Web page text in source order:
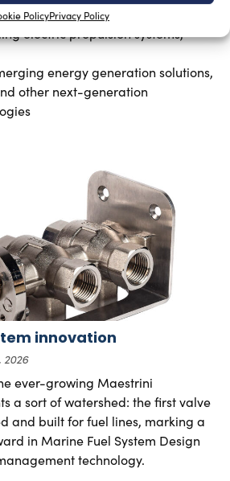
PolicyPrivacy Policy
advanced propulsion
electric propulsion systems,
energy generation solutions,
other next-generation
innovation
2026
ever-growing Maestrini
a sort of watershed: the first valve
and built for fuel lines, marking a
in Marine Fuel System Design
technology.